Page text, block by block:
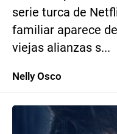
serie turca de
familiar aparece
viejas alianzas s...
Nelly Osco